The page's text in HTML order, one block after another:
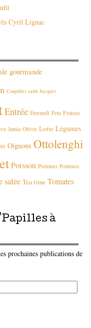
Cyril Lignac
gourmande
Coquilles saint Jacques
Entrée Ferrandi Feta Fraises
Jamie Oliver Lotte Légumes
Oignons Ottolenghi
Poisson Pommes Pommes
salée Tea time Tomates
à
prochaines publications de